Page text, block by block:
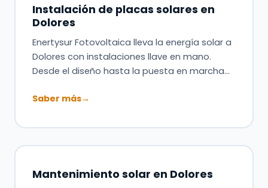
Instalación de placas solares en
Dolores
Enertysur Fotovoltaica lleva la energía solar a
Dolores con instalaciones llave en mano.
Desde el diseño hasta la puesta en marcha…
Saber más→
Mantenimiento solar en Dolores